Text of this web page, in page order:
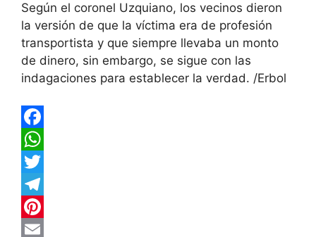
Según el coronel Uzquiano, los vecinos dieron
la versión de que la víctima era de profesión
transportista y que siempre llevaba un monto
de dinero, sin embargo, se sigue con las
indagaciones para establecer la verdad. /Erbol
F
a
c
e
b
W
h
a
t
T
w
T
e
P